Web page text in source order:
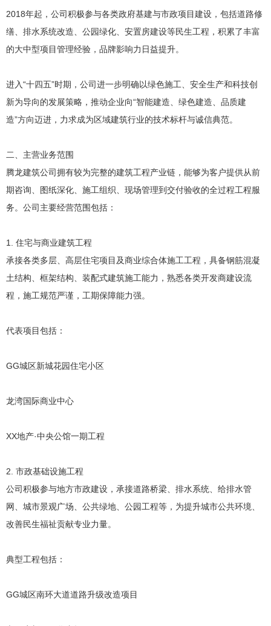
2018年起，公司积极参与各类政府基建与市政项目建设，包括道路修
缮、排水系统改造、公园绿化、安置房建设等民生工程，积累了丰富
的大中型项目管理经验，品牌影响力日益提升。
进入“十四五”时期，公司进一步明确以绿色施工、安全生产和科技创
新为导向的发展策略，推动企业向“智能建造、绿色建造、品质建
造”方向迈进，力求成为区域建筑行业的技术标杆与诚信典范。
二、主营业务范围
腾龙建筑公司拥有较为完整的建筑工程产业链，能够为客户提供从前
期咨询、图纸深化、施工组织、现场管理到交付验收的全过程工程服
务。公司主要经营范围包括：
1. 住宅与商业建筑工程
承接各类多层、高层住宅项目及商业综合体施工工程，具备钢筋混凝
土结构、框架结构、装配式建筑施工能力，熟悉各类开发商建设流
程，施工规范严谨，工期保障能力强。
代表项目包括：
GG城区新城花园住宅小区
龙湾国际商业中心
XX地产·中央公馆一期工程
2. 市政基础设施工程
公司积极参与地方市政建设，承接道路桥梁、排水系统、给排水管
网、城市景观广场、公共绿地、公园工程等，为提升城市公共环境、
改善民生福祉贡献专业力量。
典型工程包括：
GG城区南环大道道路升级改造项目